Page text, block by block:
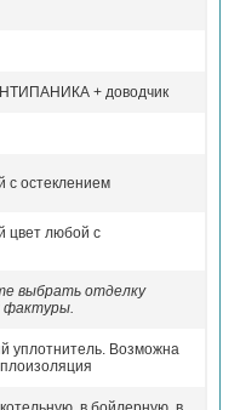
+ доводчик
с остеклением
цвет любой с
выбрать отделку
фактуры.
уплотнитель. Возможна